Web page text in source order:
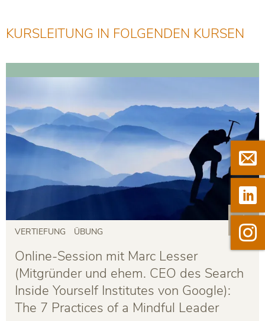
KURSLEITUNG IN FOLGENDEN KURSEN
VERTIEFUNG ÜBUNG
Online-Session mit Marc Lesser
(Mitgründer und ehem. CEO des Search
Inside Yourself Institutes von Google):
The 7 Practices of a Mindful Leader


